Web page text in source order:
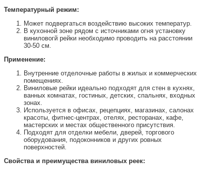
Температурный режим:
Может подвергаться воздействию высоких температур.
В кухонной зоне рядом с источниками огня установку
виниловогй рейки необходимо проводить на расстоянии
30-50 см.
Применение:
Внутренние отделочные работы в жилых и коммерческих
помещениях.
Виниловые рейки идеально подходят для стен в кухнях,
ванных комнатах, гостиных, детских, спальнях, входных
зонах.
Используется в офисах, рецепциях, магазинах, салонах
красоты, фитнес-центрах, отелях, ресторанах, кафе,
мастерских и местах общественного присутствия.
Подходят для отделки мебели, дверей, торгового
оборудования, подоконников и других ровных
поверхностей.
Свойства и преимущества виниловых реек: